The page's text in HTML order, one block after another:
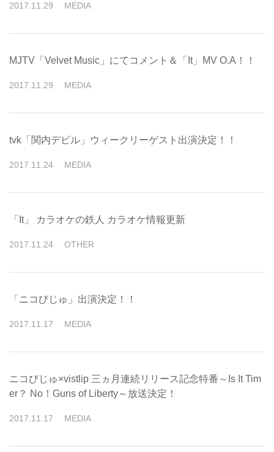
2017 11 29 MEDIA
MJTV「Velvet Music」にてコメント＆「It」MV O.A！！
2017 11 29 MEDIA
tvk「関内デビル」ウィークリーゲスト出演決定！！
2017 11 24 MEDIA
「It」 カラオケの鉄人 カラオケ情報更新
2017 11 24 OTHER
「ニコびじゅ」出演決定！！
2017 11 17 MEDIA
ニコびじゅ×vistlip 三ヵ月連続リリース記念特番～Is It Tim
er？ No！Guns of Liberty～放送決定！
2017 11 17 MEDIA